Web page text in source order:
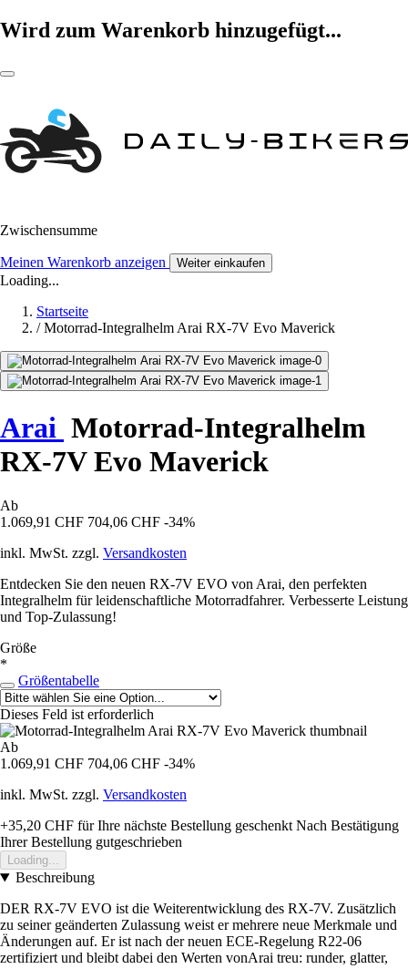
Wird zum Warenkorb hinzugefügt...
Zwischensumme
Meinen Warenkorb anzeigen Weiter einkaufen
Loading...
Startseite
/ Motorrad-Integralhelm Arai RX-7V Evo Maverick
Arai Motorrad-Integralhelm
RX-7V Evo Maverick
Ab
1.069,91 CHF 704,06 CHF -34%
inkl. MwSt. zzgl. Versandkosten
Entdecken Sie den neuen RX-7V EVO von Arai, den perfekten
Integralhelm für leidenschaftliche Motorradfahrer. Verbesserte Leistung
und Top-Zulassung!
Größe
*
Größentabelle
Dieses Feld ist erforderlich
Ab
1.069,91 CHF 704,06 CHF -34%
inkl. MwSt. zzgl. Versandkosten
+35,20 CHF für Ihre nächste Bestellung geschenkt Nach Bestätigung
Ihrer Bestellung gutgeschrieben
Loading...
Beschreibung
DER RX-7V EVO ist die Weiterentwicklung des RX-7V. Zusätzlich
zu seiner geänderten Zulassung weist er mehrere neue Merkmale und
Änderungen auf. Er ist nach der neuen ECE-Regelung R22-06
zertifiziert und bleibt dabei den Werten vonArai treu: runder, glatter,